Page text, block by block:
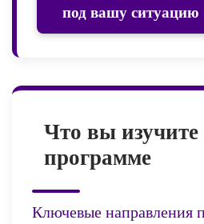
под вашу ситуацию
Что вы изучите
программе
Ключевые направления